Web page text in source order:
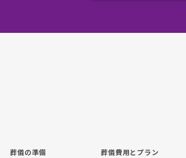
葬儀の準備 葬儀費用とプラン